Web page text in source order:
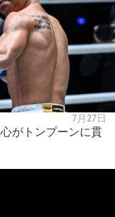
7月27日
心がトンプーンに貫